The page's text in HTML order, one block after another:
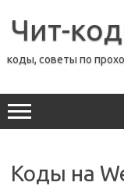
содержимому
Чит-
коды, советы по
Коды на